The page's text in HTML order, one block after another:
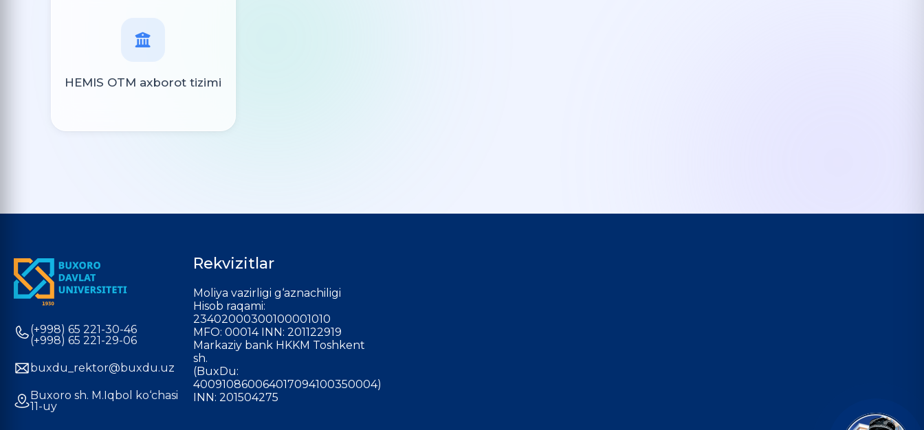
HEMIS OTM axborot tizimi
(+998) 65 221-30-46
(+998) 65 221-29-06
buxdu_rektor@buxdu.uz
Buxoro sh. M.Iqbol ko‘chasi
11-uy
Rekvizitlar
Moliya vazirligi g‘aznachiligi
Hisob raqami:
23402000300100001010
MFO: 00014 INN: 201122919
Markaziy bank HKKM Toshkent
sh.
(BuxDu:
400910860064017094100350004)
INN: 201504275